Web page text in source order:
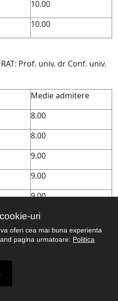
uri
oferi cea mai buna experienta
pagina urmatoare: Politica
10.00
10.00
Prof. univ. dr Conf. univ.
Medie admitere
8.00
8.00
9.00
9.00
9.00
Conf. univ. dr Boldeanu